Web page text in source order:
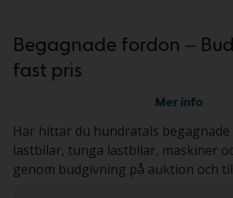
Begagnade fordon –
fast pris
Mer info
Här hittar du hundratals
lastbilar, tunga lastbilar, maskiner
genom budgivning på auktion och